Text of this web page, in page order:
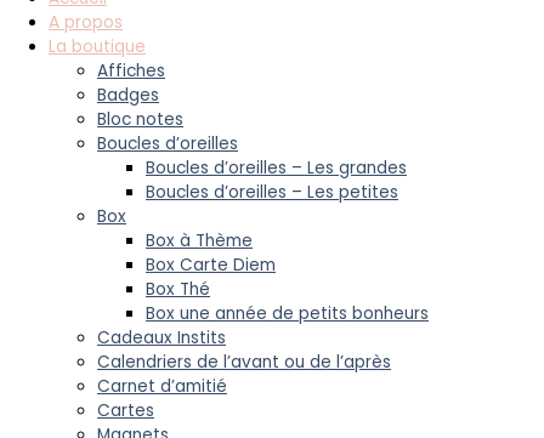
A propos
La boutique
Affiches
Badges
Bloc notes
Boucles d’oreilles
Boucles d’oreilles – Les grandes
Boucles d’oreilles – Les petites
Box
Box à Thème
Box Carte Diem
Box Thé
Box une année de petits bonheurs
Cadeaux Instits
Calendriers de l’avant ou de l’après
Carnet d’amitié
Cartes